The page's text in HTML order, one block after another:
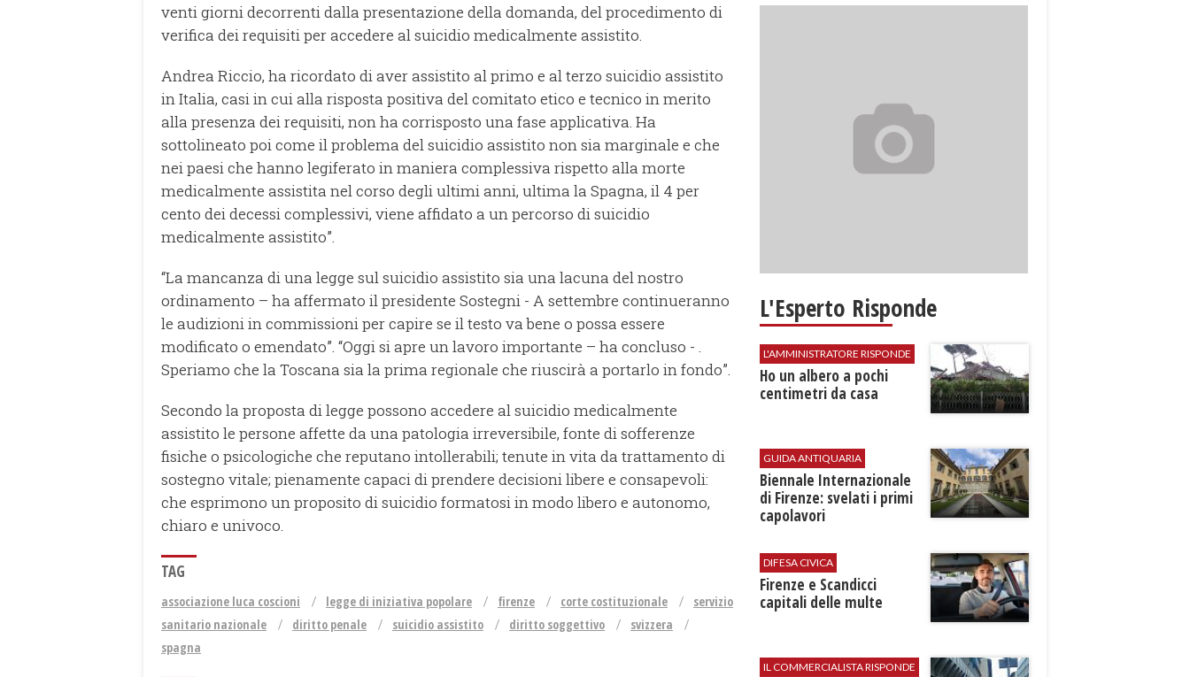
venti giorni decorrenti dalla presentazione della domanda, del procedimento di
verifica dei requisiti per accedere al suicidio medicalmente assistito.
Andrea Riccio, ha ricordato di aver assistito al primo e al terzo suicidio assistito
in Italia, casi in cui alla risposta positiva del comitato etico e tecnico in merito
alla presenza dei requisiti, non ha corrisposto una fase applicativa. Ha
sottolineato poi come il problema del suicidio assistito non sia marginale e che
nei paesi che hanno legiferato in maniera complessiva rispetto alla morte
medicalmente assistita nel corso degli ultimi anni, ultima la Spagna, il 4 per
cento dei decessi complessivi, viene affidato a un percorso di suicidio
medicalmente assistito”.
“La mancanza di una legge sul suicidio assistito sia una lacuna del nostro
ordinamento – ha affermato il presidente Sostegni - A settembre continueranno
le audizioni in commissioni per capire se il testo va bene o possa essere
modificato o emendato”. “Oggi si apre un lavoro importante – ha concluso - .
Speriamo che la Toscana sia la prima regionale che riuscirà a portarlo in fondo”.
Secondo la proposta di legge possono accedere al suicidio medicalmente
assistito le persone affette da una patologia irreversibile, fonte di sofferenze
fisiche o psicologiche che reputano intollerabili; tenute in vita da trattamento di
sostegno vitale; pienamente capaci di prendere decisioni libere e consapevoli:
che esprimono un proposito di suicidio formatosi in modo libero e autonomo,
chiaro e univoco.
TAG
associazione luca coscioni legge di iniziativa popolare firenze corte costituzionale
servizio
sanitario nazionale
diritto penale suicidio assistito diritto soggettivo
svizzera
spagna
L'Esperto Risponde
L'AMMINISTRATORE RISPONDE
Ho un albero a pochi
centimetri da casa
GUIDA ANTIQUARIA
Biennale Internazionale
di Firenze: svelati i primi
capolavori
DIFESA CIVICA
Firenze e Scandicci
capitali delle multe
IL COMMERCIALISTA RISPONDE